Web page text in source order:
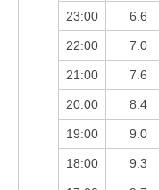
23:00 6.6
22:00 7.0
21:00 7.6
20:00 8.4
19:00 9.0
18:00 9.3